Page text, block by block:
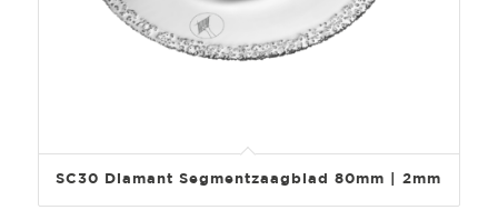
SC30 Diamant Segmentzaagblad 80mm | 2mm